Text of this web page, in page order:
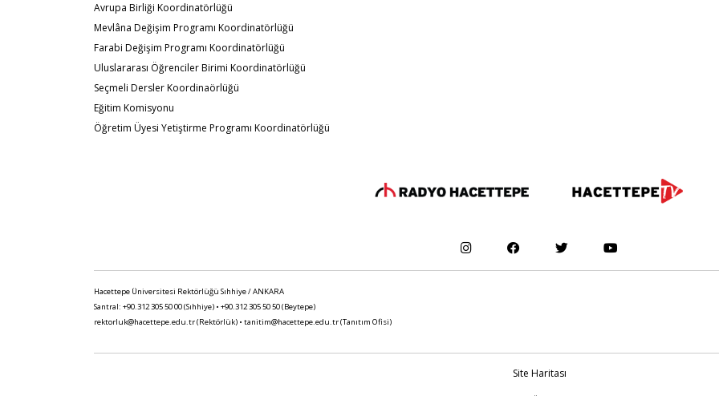
Avrupa Birliği Koordinatörlüğü
Mevlâna Değişim Programı Koordinatörlüğü
Farabi Değişim Programı Koordinatörlüğü
Uluslararası Öğrenciler Birimi Koordinatörlüğü
Seçmeli Dersler Koordinaörlüğü
Eğitim Komisyonu
Öğretim Üyesi Yetiştirme Programı Koordinatörlüğü
Hacettepe Üniversitesi Rektörlüğü Sıhhiye / ANKARA
Santral: +90.312 305 50 00 (Sıhhiye) • +90.312 305 50 50 (Beytepe)
rektorluk@hacettepe.edu.tr(Rektörlük) • tanitim@hacettepe.edu.tr(Tanıtım Ofisi)
Site Haritası